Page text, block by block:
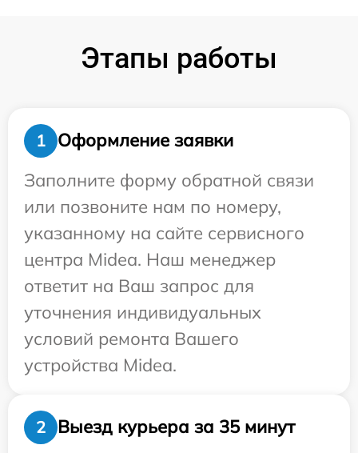
Этапы работы
1
Оформление заявки
Заполните форму обратной связи
или позвоните нам по номеру,
указанному на сайте сервисного
центра Midea. Наш менеджер
ответит на Ваш запрос для
уточнения индивидуальных
условий ремонта Вашего
устройства Midea.
2 Выезд курьера за 35 минут